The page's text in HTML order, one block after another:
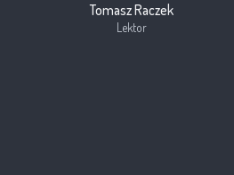
Tomasz Raczek
Lektor